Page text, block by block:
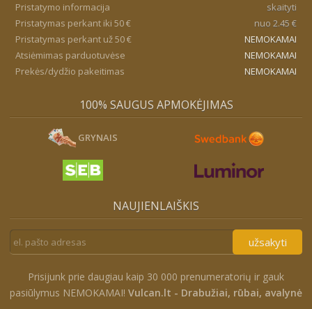
Pristatymo informacija
skaityti
Pristatymas perkant iki 50 €
nuo 2.45 €
Pristatymas perkant už 50 €
NEMOKAMAI
Atsiėmimas parduotuvėse
NEMOKAMAI
Prekės/dydžio pakeitimas
NEMOKAMAI
100% SAUGUS APMOKĖJIMAS
GRYNAIS
NAUJIENLAIŠKIS
užsakyti
Prisijunk prie daugiau kaip 30 000 prenumeratorių ir gauk
pasiūlymus NEMOKAMAI! Vulcan.lt - Drabužiai, rūbai, avalynė